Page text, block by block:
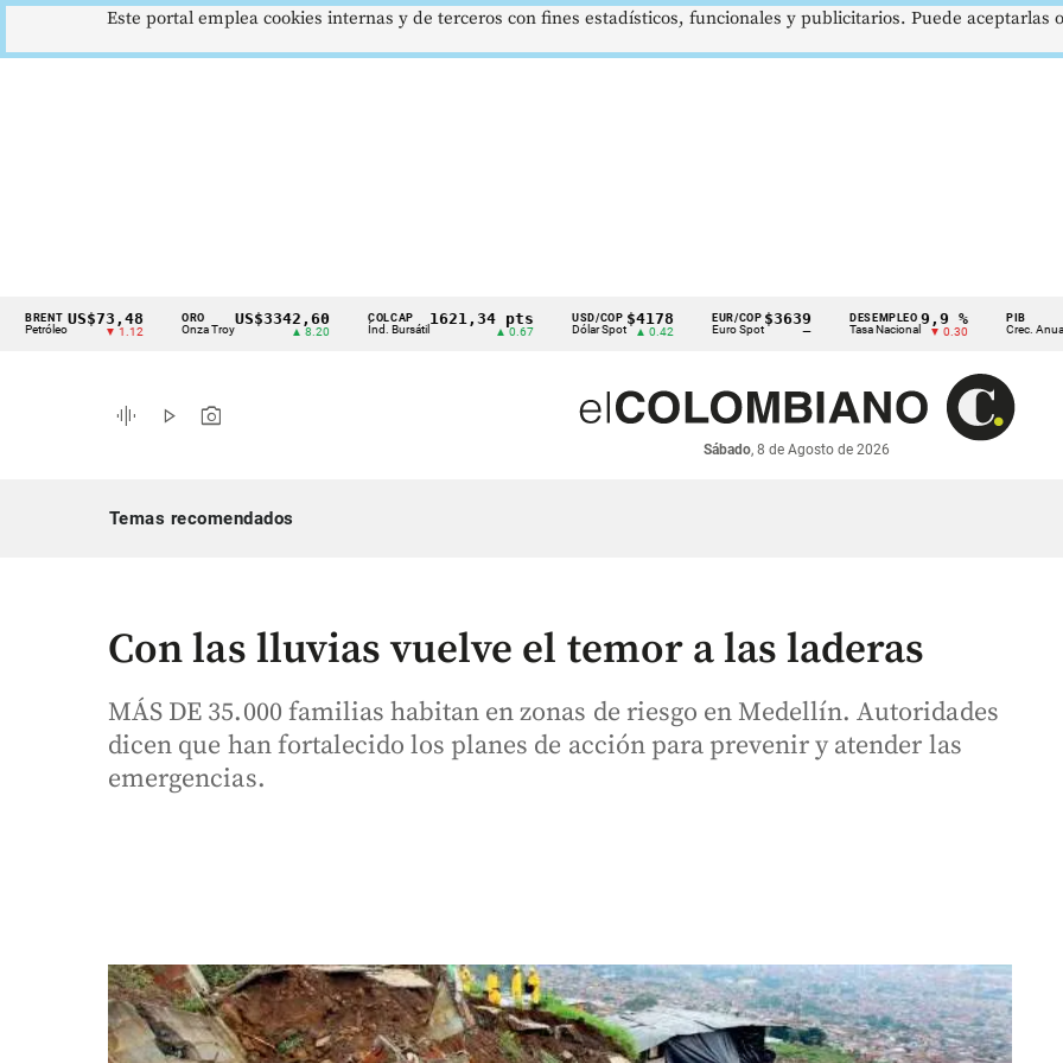
Cintillo
indicadores
económicos
US$73,48
▼ 1.12
ORO
Onza Troy
US$3342,60 COLCAP
Índ. Bursátil
1621,34 pts USD/COP
Dólar Spot
$4178
▲ 0.42
EUR/COP
Euro Spot
$3639
—
DESEMPLEO
Tasa Nacional
9,9 %
▼ 0.30
PIB
Crec. Anual
2,8
▲
graphic_eq play_arrow photo_camera
Sábado, 8 de Agosto de 2026
Temas recomendados
Con las lluvias vuelve el temor a las laderas
MÁS DE 35.000 familias habitan en zonas de riesgo en Medellín. Autoridades
dicen que han fortalecido los planes de acción para prevenir y atender las
emergencias.
Este portal emplea cookies internas y de terceros con fines estadísticos, funcionales y publicitarios. Puede aceptarlas